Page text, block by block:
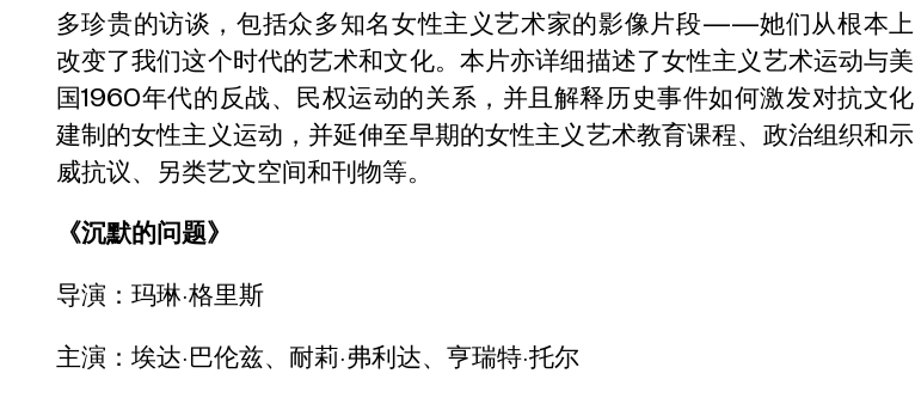
多珍贵的访谈，包括众多知名女性主义艺术家的影像片段——她们从根本上
改变了我们这个时代的艺术和文化。本片亦详细描述了女性主义艺术运动与美
国1960年代的反战、民权运动的关系，并且解释历史事件如何激发对抗文化
建制的女性主义运动，并延伸至早期的女性主义艺术教育课程、政治组织和示
威抗议、另类艺文空间和刊物等。
《沉默的问题》
导演：玛琳·格里斯
主演：埃达·巴伦兹、耐莉·弗利达、亨瑞特·托尔